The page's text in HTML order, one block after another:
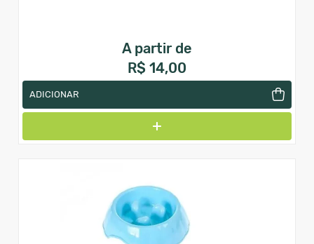
A partir de
R$ 14,00
ADICIONAR